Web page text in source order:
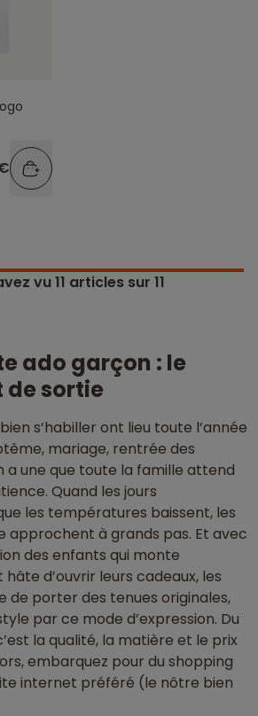
vu11 articles sur 11
ado garçon : le
de sortie
s’habiller ont lieu toute l’année
mariage, rentrée des
a une que toute la famille attend
Quand les jours
les températures baissent, les
approchent à grands pas. Et avec
des enfants qui monte
hâte d’ouvrir leurs cadeaux, les
de porter des tenues originales,
par ce mode d’expression. Du
la qualité, la matière et le prix
embarquez pour du shopping
internet préféré (le nôtre bien